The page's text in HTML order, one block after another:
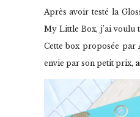
Après avoir testé la
My Little Box, j’ai voulu
Cette box proposée par
envie par son petit prix,